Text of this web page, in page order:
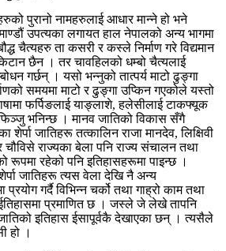
पुरानो नामहरुलाई आधार मान्ने हो भने
उपत्यका लगायत हाल नेपालको अन्य भागमा
चैत्यहरु ता कसरी र कस्ले निर्माण गरे विद्यमान
छैन । तर चावहिलको धम्बो चैत्यलाई
गर्छन् । यसो भन्नुको तात्पर्य माटो ढुङ्गा
समयमा माटो र ढुङ्गा उप्किन गएकोले यस्तो
फर्पिङलाई याङ्लाशे, हलेसीलाई टाकफ्यूक
भनिन्छ । मानव जातिको विकास सँगै
शेर्पा जातिहरू तत्कालिन राजा मानदेव, लिक्षिवी
चौविसे राज्यका बेला पनि राज्य संचालन तथा
रूपमा रहेको पनि इतिहासहरूमा पाइन्छ ।
जातिहरू त्यस वेला देखि नै अन्य
गर्दै विभिन्न चर्को तथा गाह्रो काम तथा
प्रमाणित छ । जस्ले जे लेखे तापनि
इतिहास ईसापूर्वकै देखाएका छन् । त्यसैले
हो ।